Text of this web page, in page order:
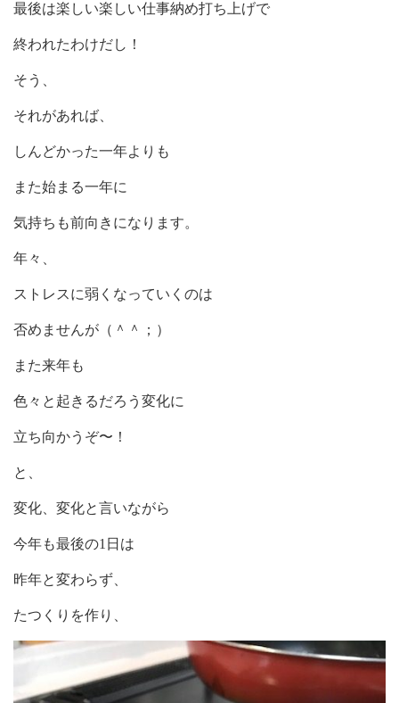
最後は楽しい楽しい仕事納め打ち上げで
終われたわけだし！
そう、
それがあれば、
しんどかった一年よりも
また始まる一年に
気持ちも前向きになります。
年々、
ストレスに弱くなっていくのは
否めませんが（＾＾；）
また来年も
色々と起きるだろう変化に
立ち向かうぞ〜！
と、
変化、変化と言いながら
今年も最後の1日は
昨年と変わらず、
たつくりを作り、